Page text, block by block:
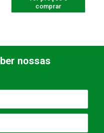
comprar
nossas